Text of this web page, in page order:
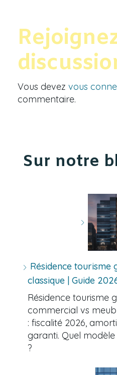
Vous devez vous
commentaire.
Sur notre
Résidence tourisme
classique | Guide
Résidence tourisme
commercial vs
: fiscalité 2026,
garanti. Quel
?